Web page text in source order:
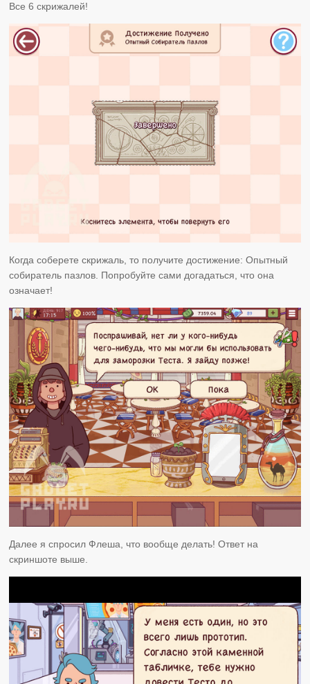
Все 6 скрижалей!
Когда соберете скрижаль, то получите достижение: Опытный
собиратель пазлов. Попробуйте сами догадаться, что она
означает!
Далее я спросил Флеша, что вообще делать! Ответ на
скриншоте выше.